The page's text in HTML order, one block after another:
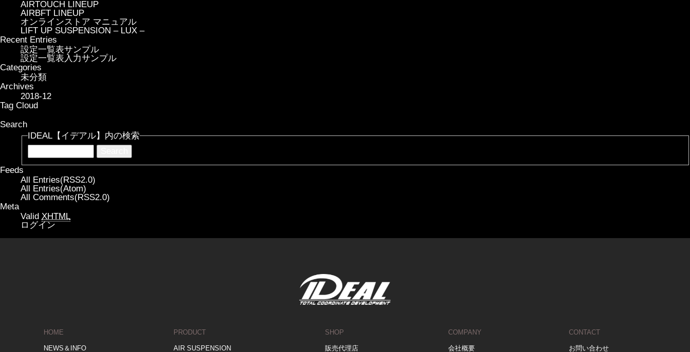
AIRTOUCH LINEUP
AIRBFT LINEUP
オンラインストア マニュアル
LIFT UP SUSPENSION – LUX –
Recent Entries
設定一覧表サンプル
設定一覧表入力サンプル
Categories
未分類
Archives
2018-12
Tag Cloud
Search
IDEAL【イデアル】内の検索
Feeds
All Entries(RSS2.0)
All Entries(Atom)
All Comments(RSS2.0)
Meta
Valid XHTML
ログイン
HOME
NEWS＆INFO
PRODUCT
AIR SUSPENSION
SHOP
販売代理店
COMPANY
会社概要
CONTACT
お問い合わせ